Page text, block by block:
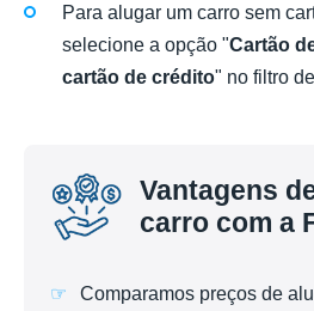
Para alugar um carro sem
selecione a opção "Cartão
cartão de crédito" no filtro
Vantagens
carro com a
Comparamos preços de